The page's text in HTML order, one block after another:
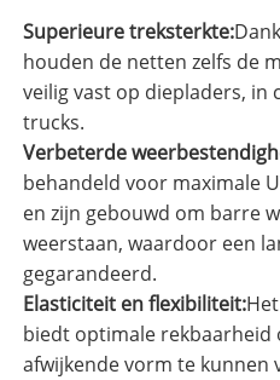
Superieure treksterkte:
houden de netten zelfs de
veilig vast op diepladers, in
trucks.
Verbeterde
behandeld voor maximale
en zijn gebouwd om barre
weerstaan, waardoor een
gegarandeerd.
Elasticiteit en flexibiliteit:
biedt optimale rekbaarheid
afwijkende vorm te kunnen